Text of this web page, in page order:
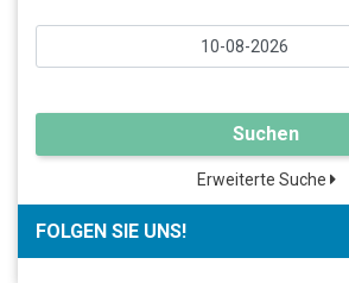
Suchen
Erweiterte Suche
FOLGEN SIE UNS!